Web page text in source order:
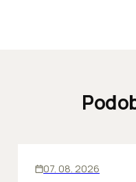
07. 08. 2026